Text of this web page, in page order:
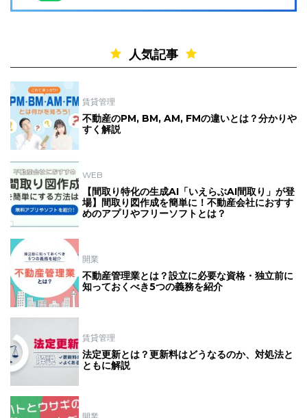
人気記事
賃貸管理
不動産のPM, BM, AM, FMの違いとは？分かりや
すく解説
WEB
【間取り特化の生成AI「いえらぶAI間取り」が登
場】間取り図作成を簡単に！不動産会社におすす
めのアプリやフリーソフトとは？
開業
不動産管理業とは？設立に必要な資格・独立前に
知っておくべき5つの義務を紹介
賃貸管理
法定更新とは？更新料はどうなるのか、対処法と
ともに解説